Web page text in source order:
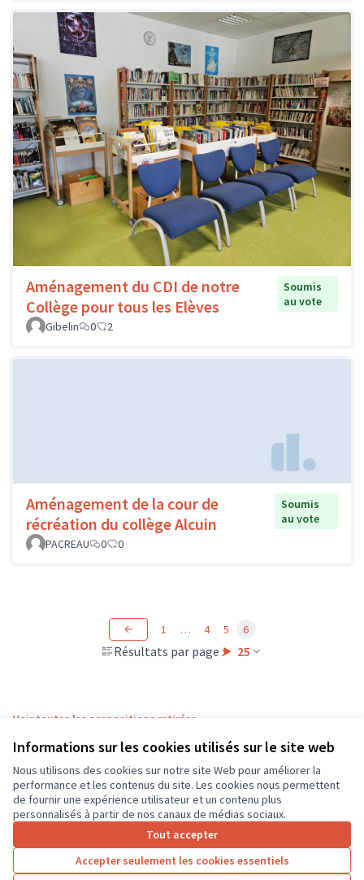
Informations sur les cookies utilisés sur le site web
Nous utilisons des cookies sur notre site Web pour améliorer la
performance et les contenus du site. Les cookies nous permettent
de fournir une expérience utilisateur et un contenu plus
personnalisés à partir de nos canaux de médias sociaux.
Tout accepter
Accepter seulement les cookies essentiels
Aménagement du CDI de notre
Collège pour tous les Elèves
Soumis
au vote
Gibelin
0 2
Aménagement de la cour de
récréation du collège Alcuin
Soumis
au vote
PACREAU
0 0
Résultats par page : 25
1 … 4 5 6
Voir toutes les propositions retirées
Conditions d'utilisation
Paramètres des cookies
CD37 sur X
(Lien externe)
CD37 sur Facebook
CD37 sur Instagram
CD37 sur YouTube
(Lien externe)